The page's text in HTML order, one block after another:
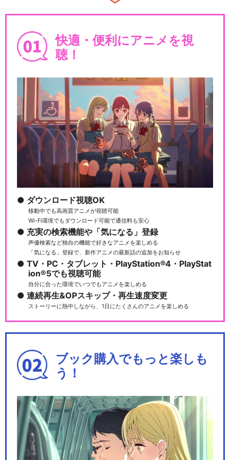
快適・便利にアニメを視
聴！
ダウンロード視聴OK
移動中でも高画質アニメが視聴可能
Wi-Fi環境でもダウンロード可能で通信料も安心
充実の検索機能や「気になる」登録
声優検索など独自の機能で好きなアニメを楽しめる
「気になる」登録で、新作アニメの最新話の追加をお知らせ
TV・PC・タブレット・PlayStation®4・PlayStat
ion®5でも視聴可能
自分に合った環境でいつでもアニメを楽しめる
連続再生&OPスキップ・再生速度変更
ストーリーに熱中しながら、1日にたくさんのアニメを楽しめる
ブック購入でもっと楽しも
う！